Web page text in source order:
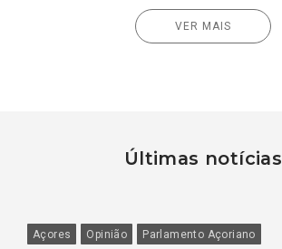
VER MAIS
Últimas notícias
Açores Opinião Parlamento Açoriano